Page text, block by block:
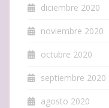
diciembre 2020
noviembre 2020
octubre 2020
septiembre 2020
agosto 2020